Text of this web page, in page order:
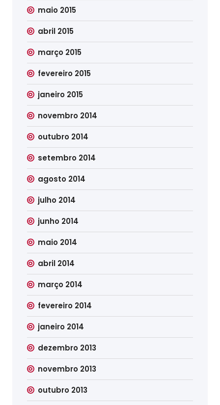
maio 2015
abril 2015
março 2015
fevereiro 2015
janeiro 2015
novembro 2014
outubro 2014
setembro 2014
agosto 2014
julho 2014
junho 2014
maio 2014
abril 2014
março 2014
fevereiro 2014
janeiro 2014
dezembro 2013
novembro 2013
outubro 2013